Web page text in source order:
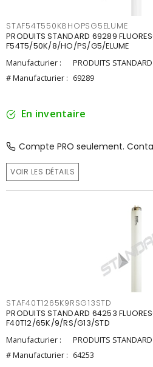
STAF54T550K8HOPSG5ELUME
PRODUITS STANDARD 69289
F54T5/50K/8/HO/PS/G5/ELUME
Manufacturier :
PRODUITS STANDARD
# Manufacturier : 69289
En inventaire
Compte PRO seulement.
VOIR LES DÉTAILS
STAF40T1265K9RSG13STD
PRODUITS STANDARD 64253
F40T12/65K/9/RS/G13/STD
Manufacturier :
PRODUITS STANDARD
# Manufacturier : 64253